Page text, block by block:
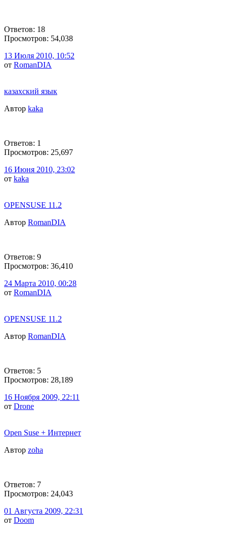
Ответов: 18
Просмотров: 54,038
13 Июля 2010, 10:52
от RomanDIA
казахский язык
Автор kaka
Ответов: 1
Просмотров: 25,697
16 Июня 2010, 23:02
от kaka
OPENSUSE 11.2
Автор RomanDIA
Ответов: 9
Просмотров: 36,410
24 Марта 2010, 00:28
от RomanDIA
OPENSUSE 11.2
Автор RomanDIA
Ответов: 5
Просмотров: 28,189
16 Ноября 2009, 22:11
от Drone
Open Suse + Интернет
Автор zoha
Ответов: 7
Просмотров: 24,043
01 Августа 2009, 22:31
от Doom